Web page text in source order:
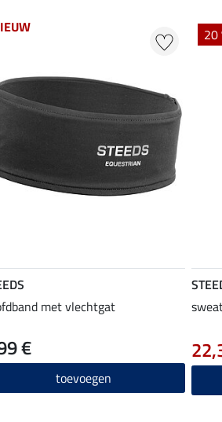
met vlechtgat
€
toevoegen
20